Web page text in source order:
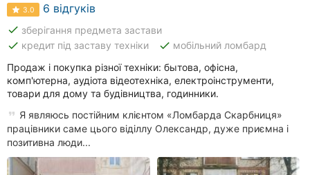
3.0 6 відгуків
done зберігання предмета застави
done кредит під заставу техніки done мобільний ломбард
Продаж і покупка різної техніки: бытова, офісна,
комп'ютерна, аудіота відеотехніка, електроінструменти,
товари для дому та будівництва, годинники.
Я являюсь постійним клієнтом «Ломбарда Скарбниця»
працівники саме цього віділлу Олександр, дуже приємна і
позитивна люди...